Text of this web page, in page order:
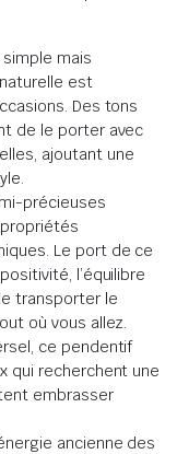
mais
est
Des tons
de le porter avec
ajoutant une
précieuses
Le port de ce
l’équilibre
transporter le
où vous allez.
ce pendentif
qui recherchent une
embrasser
ancienne des